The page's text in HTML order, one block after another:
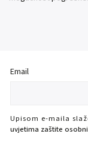
Email
Upisom e-maila
uvjetima zaštite